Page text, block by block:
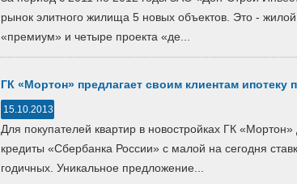
рынок элитного жилища 5 новых объектов. Это - жилой
«премиум» и четыре проекта «де...
ГК «Мортон» предлагает своим клиентам ипотеку
15.10.2013
Для покупателей квартир в новостройках ГК
кредиты «Сбербанка России» с малой на сегодня
годичных. Уникальное предложение...